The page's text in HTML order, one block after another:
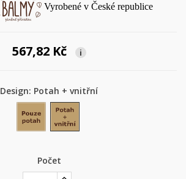
Vyrobené v České republice
567,82 Kč i
Design: Potah + vnitřní
Pouze potah
Počet